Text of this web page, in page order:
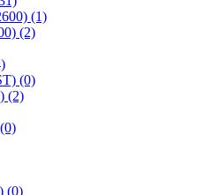
(1)
(2)
(0)
(2)
(0)
(0)